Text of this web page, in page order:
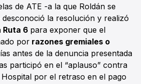
de ATE -a la que Roldán se
la resolución y realizó
Ruta 6 para exponer que el
por razones gremiales o
antes de la denuncia presentada
participó en el “aplauso” contra
por el retraso en el pago